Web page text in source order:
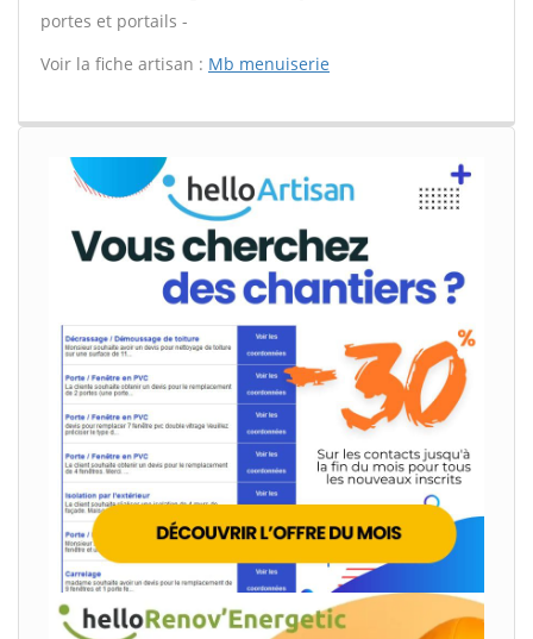
portes et portails -
Voir la fiche artisan : Mb menuiserie